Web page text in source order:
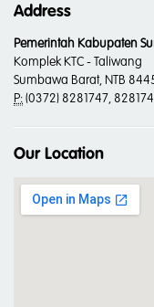
Address
Pemerintah Kabupaten
Komplek KTC - Taliwang
Sumbawa Barat, NTB
P: (0372) 8281747,
Our Location